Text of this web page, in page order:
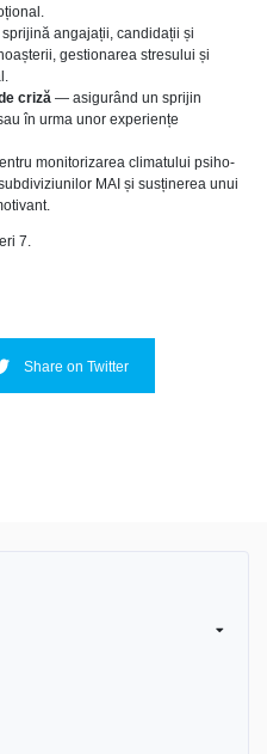
angajații, candidații și
gestionarea stresului și
criză — asigurând un sprijin
în urma unor experiențe
monitorizarea climatului psiho-
MAI și susținerea unui
7.
Share on Twitter